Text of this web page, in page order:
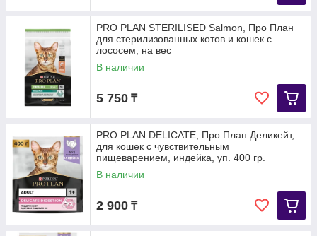
PRO PLAN STERILISED Salmon, Про План
для стерилизованных котов и кошек с
лососем, на вес
В наличии
5 750 ₸
PRO PLAN DELICATE, Про План Деликейт,
для кошек с чувствительным
пищеварением, индейка, уп. 400 гр.
В наличии
2 900 ₸